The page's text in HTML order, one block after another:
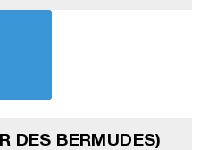
DES BERMUDES)